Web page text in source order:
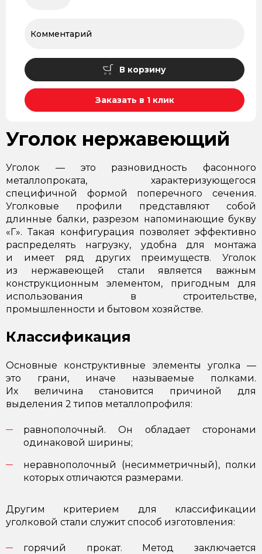
В корзину
Заказать в 1 клик
Уголок нержавеющий
Уголок — это разновидность фасонного
металлопроката, характеризующегося
специфичной формой поперечного сечения.
Уголковые профили представляют собой
длинные балки, разрезом напоминающие букву
«Г». Такая конфигурация позволяет эффективно
распределять нагрузку, удобна для монтажа
и имеет ряд других преимуществ. Уголок
из нержавеющей стали является важным
конструкционным элементом, пригодным для
использования в строительстве,
промышленности и бытовом хозяйстве.
Классификация
Основные конструктивные элементы уголка —
это грани, иначе называемые полками.
Их величина становится причиной для
выделения 2 типов металлопрофиля:
равнополочный. Он обладает сторонами
одинаковой ширины;
неравнополочный (несимметричный), полки
которых отличаются размерами.
Другим критерием для классификации
уголковой стали служит способ изготовления:
горячий прокат. Метод заключается